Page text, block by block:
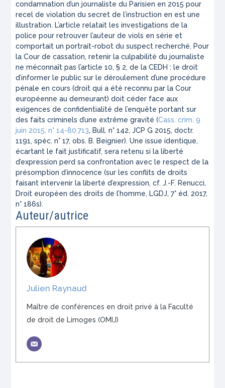
condamnation d’un journaliste du Parisien en 2015 pour
recel de violation du secret de l’instruction en est une
illustration. L’article relatait les investigations de la
police pour retrouver l’auteur de viols en série et
comportait un portrait-robot du suspect recherché. Pour
la Cour de cassation, retenir la culpabilité du journaliste
ne méconnaît pas l’article 10, § 2, de la CEDH : le droit
d’informer le public sur le déroulement d’une procédure
pénale en cours (droit qui a été reconnu par la Cour
européenne au demeurant) doit céder face aux
exigences de confidentialité de l’enquête portant sur
des faits criminels d’une extrême gravité (Cass. crim. 9
juin 2015, n° 14-80.713, Bull. n° 142, JCP G 2015, doctr.
1191, spéc. n° 17, obs. B. Beignier). Une issue identique,
écartant le fait justificatif, sera retenu si la liberté
d’expression perd sa confrontation avec le respect de la
présomption d’innocence (sur les conflits de droits
faisant intervenir la liberté d’expression, cf. J.-F. Renucci,
Droit européen des droits de l’homme, LGDJ, 7° éd. 2017,
n° 186s).
Auteur/autrice
Julien Raynaud
Maître de conférences en droit privé à la Faculté
de droit de Limoges (OMIJ)